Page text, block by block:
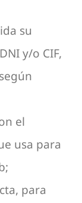
su
y/o CIF,
el
usa para
para